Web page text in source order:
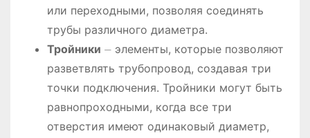
или переходными, позволяя соединять
трубы различного диаметра.
Тройники ⏤ элементы, которые позволяют
разветвлять трубопровод, создавая три
точки подключения. Тройники могут быть
равнопроходными, когда все три
отверстия имеют одинаковый диаметр,